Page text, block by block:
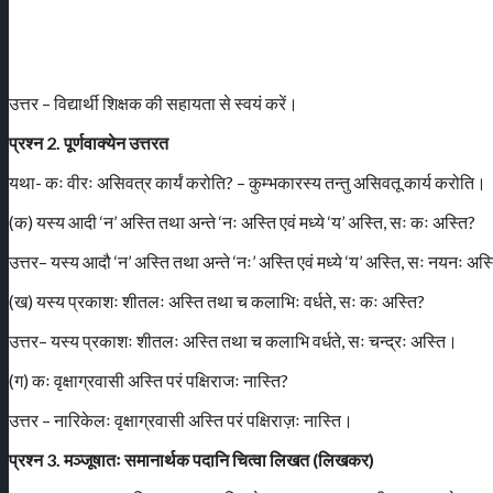
उत्तर – विद्यार्थी शिक्षक की सहायता से स्वयं करें।
प्रश्न 2. पूर्णवाक्येन उत्तरत
यथा- कः वीरः असिवत्र कार्यं करोति? – कुम्भकारस्य तन्तु असिवतू कार्य करोति।
(क) यस्य आदी ‘न’ अस्ति तथा अन्ते ‘नः अस्ति एवं मध्ये ‘य’ अस्ति, सः कः अस्ति?
उत्तर– यस्य आदौ ‘न’ अस्ति तथा अन्ते ‘नः’ अस्ति एवं मध्ये ‘य’ अस्ति, सः नयनः
(ख) यस्य प्रकाशः शीतलः अस्ति तथा च कलाभिः वर्धते, सः कः अस्ति?
उत्तर– यस्य प्रकाशः शीतलः अस्ति तथा च कलाभि वर्धते, सः चन्द्रः अस्ति।
(ग) कः वृक्षाग्रवासी अस्ति परं पक्षिराजः नास्ति?
उत्तर – नारिकेलः वृक्षाग्रवासी अस्ति परं पक्षिराज़ः नास्ति।
प्रश्न 3. मञ्जूषातः समानार्थक पदानि चित्वा लिखत (लिखकर)